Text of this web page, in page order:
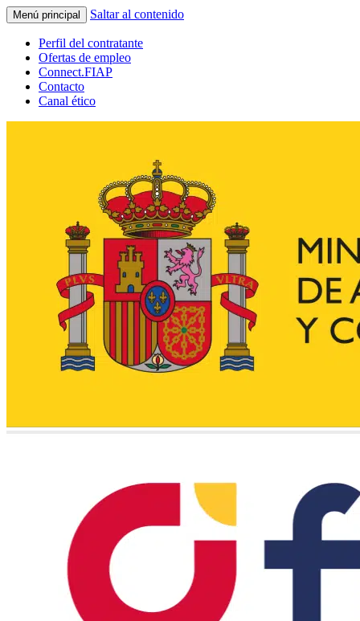
Menú principal Saltar al contenido
Perfil del contratante
Ofertas de empleo
Connect.FIAP
Contacto
Canal ético